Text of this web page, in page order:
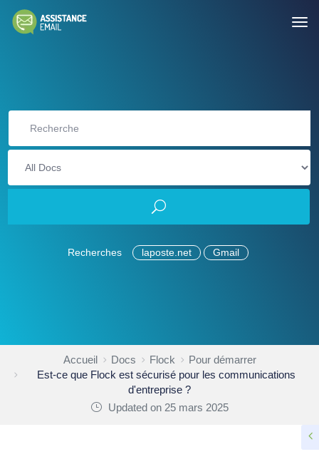
Recherches laposte.net Gmail
Accueil Docs Flock
Pour démarrer
Est-ce que Flock est sécurisé pour les communications
d'entreprise ?
Updated on 25 mars 2025